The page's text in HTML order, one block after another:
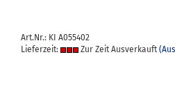
Art.Nr.: KI A055402
Lieferzeit:
Zur Zeit Ausverkauft